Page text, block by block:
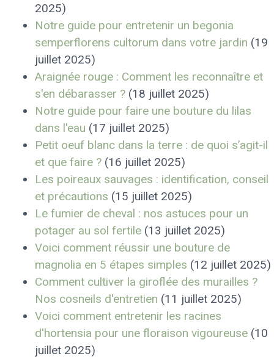
2025)
Notre guide pour entretenir un begonia
semperflorens cultorum dans votre jardin (19
juillet 2025)
Araignée rouge : Comment les reconnaître et
s'en débarasser ? (18 juillet 2025)
Notre guide pour faire une bouture du lilas
dans l'eau (17 juillet 2025)
Petit oeuf blanc dans la terre : de quoi s’agit-il
et que faire ? (16 juillet 2025)
Les poireaux sauvages : identification, conseil
et précautions (15 juillet 2025)
Le fumier de cheval : nos astuces pour un
potager au sol fertile (13 juillet 2025)
Voici comment réussir une bouture de
magnolia en 5 étapes simples (12 juillet 2025)
Comment cultiver la giroflée des murailles ?
Nos cosneils d'entretien (11 juillet 2025)
Voici comment entretenir les racines
d'hortensia pour une floraison vigoureuse (10
juillet 2025)